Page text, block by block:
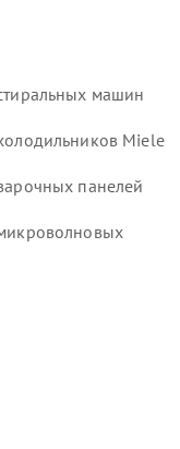
машин
Miele
панелей
Miele